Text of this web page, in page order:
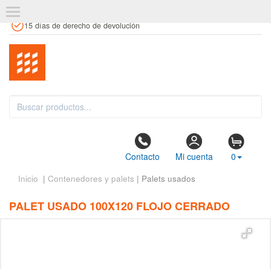
15 días de derecho de devolución
Contacto Mi cuenta 0
Inicio | Contenedores y palets | Palets usados
PALET USADO 100X120 FLOJO CERRADO